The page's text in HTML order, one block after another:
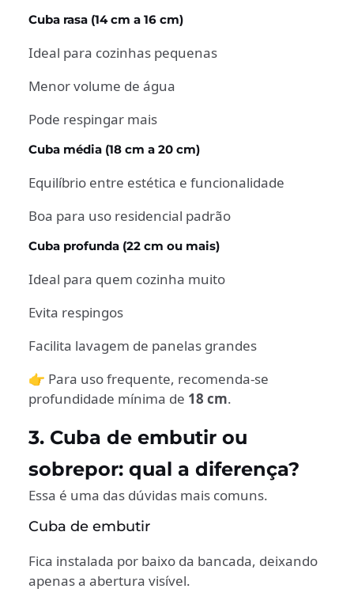
Cuba rasa (14 cm a 16 cm)
Ideal para cozinhas pequenas
Menor volume de água
Pode respingar mais
Cuba média (18 cm a 20 cm)
Equilíbrio entre estética e funcionalidade
Boa para uso residencial padrão
Cuba profunda (22 cm ou mais)
Ideal para quem cozinha muito
Evita respingos
Facilita lavagem de panelas grandes
👉 Para uso frequente, recomenda-se
profundidade mínima de 18 cm.
3. Cuba de embutir ou
sobrepor: qual a diferença?
Essa é uma das dúvidas mais comuns.
Cuba de embutir
Fica instalada por baixo da bancada, deixando
apenas a abertura visível.